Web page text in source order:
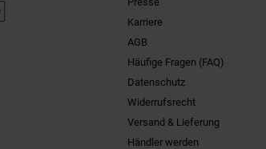
Karriere
AGB
Häufige Fragen (FAQ)
Datenschutz
Widerrufsrecht
Versand & Lieferung
Händler werden